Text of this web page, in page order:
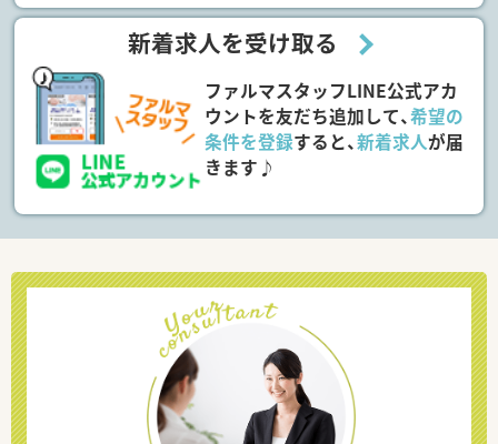
新着求人を受け取る
ファルマスタッフLINE公式アカ
ウントを友だち追加して、希望の
条件を登録すると、新着求人が届
きます♪